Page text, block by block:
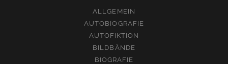
ALLGEMEIN
AUTOBIOGRAFIE
AUTOFIKTION
BILDBÄNDE
BIOGRAFIE